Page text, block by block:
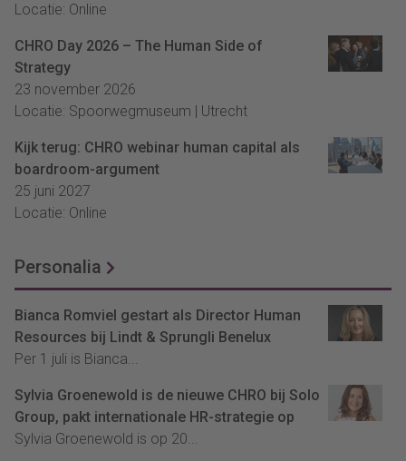
Locatie: Online
CHRO Day 2026 – The Human Side of
Strategy
23 november 2026
Locatie: Spoorwegmuseum | Utrecht
Kijk terug: CHRO webinar human capital als
boardroom-argument
25 juni 2027
Locatie: Online
Personalia
Bianca Romviel gestart als Director Human
Resources bij Lindt & Sprungli Benelux
Per 1 juli is Bianca...
Sylvia Groenewold is de nieuwe CHRO bij Solo
Group, pakt internationale HR-strategie op
Sylvia Groenewold is op 20...